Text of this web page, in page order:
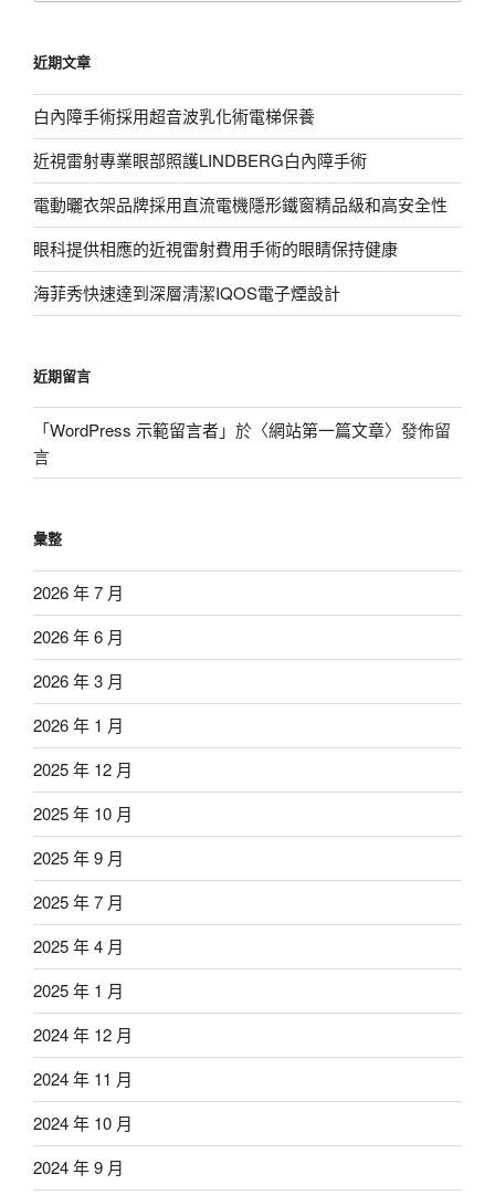
字:
近期文章
白內障手術採用超音波乳化術電梯保養
近視雷射專業眼部照護LINDBERG白內障手術
電動曬衣架品牌採用直流電機隱形鐵窗精品級和高安全性
眼科提供相應的近視雷射費用手術的眼睛保持健康
海菲秀快速達到深層清潔IQOS電子煙設計
近期留言
「WordPress 示範留言者」於〈網站第一篇文章〉發佈留
言
彙整
2026 年 7 月
2026 年 6 月
2026 年 3 月
2026 年 1 月
2025 年 12 月
2025 年 10 月
2025 年 9 月
2025 年 7 月
2025 年 4 月
2025 年 1 月
2024 年 12 月
2024 年 11 月
2024 年 10 月
2024 年 9 月